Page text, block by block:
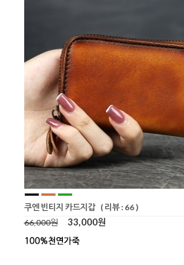
쿠엔 빈티지 카드지갑 ( 리뷰 : 66 )
66,000원
33,000원